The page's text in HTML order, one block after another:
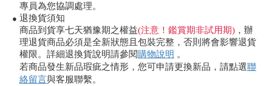
專員為您協調處理。
● 退換貨須知
商品到貨享七天猶豫期之權益(注意！鑑賞期非試用期) ，辦
理退貨商品必須是全新狀態且包裝完整，否則將會影響退貨
權限。詳細退換貨說明請參閱購物說明 。
若商品發生新品瑕疵之情形，您可申請更換新品，請點選聯
絡留言與客服聯繫。